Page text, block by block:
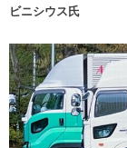
ビニシウス氏